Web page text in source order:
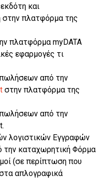
και
πλατφόρμα της
πλατφόρμα myDATA
εφαρμογές τι
από την
στην πλατφόρμα της
από την
λογιστικών Εγγραφών
την καταχωρητική Φόρμα
(σε περίπτωση που
απλογραφικά